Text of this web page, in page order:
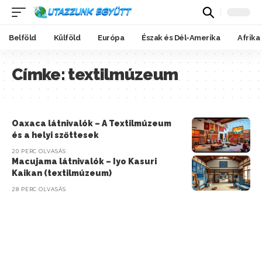
Belföld Külföld Európa Észak és Dél-Amerika Afrika
Címke:textilmúzeum
Oaxaca látnivalók – A Textilmúzeum
és a helyi szőttesek
20 PERC OLVASÁS
Macujama látnivalók – Iyo Kasuri
Kaikan (textilmúzeum)
28 PERC OLVASÁS